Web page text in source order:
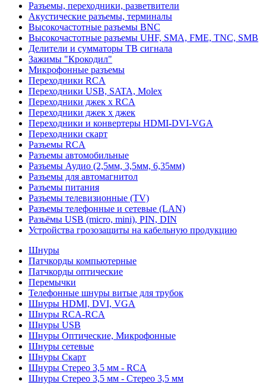
Разъемы, переходники, разветвители
Акустические разъемы, терминалы
Высокочастотные разъемы BNC
Высокочастотные разъемы UHF, SMA, FME, TNC, SMB
Делители и сумматоры ТВ сигнала
Зажимы "Крокодил"
Микрофонные разъемы
Переходники RCA
Переходники USB, SATA, Molex
Переходники джек х RCA
Переходники джек х джек
Переходники и конвертеры HDMI-DVI-VGA
Переходники скарт
Разъемы RCA
Разъемы автомобильные
Разъемы Аудио (2,5мм, 3,5мм, 6,35мм)
Разъемы для автомагнитол
Разъемы питания
Разъемы телевизионные (TV)
Разъемы телефонные и сетевые (LAN)
Разьёмы USB (micro, mini), PIN, DIN
Устройства грозозащиты на кабельную продукцию
Шнуры
Патчкорды компьютерные
Патчкорды оптические
Перемычки
Телефонные шнуры витые для трубок
Шнуры HDMI, DVI, VGA
Шнуры RCA-RCA
Шнуры USB
Шнуры Оптические, Микрофонные
Шнуры сетевые
Шнуры Скарт
Шнуры Стерео 3,5 мм - RCA
Шнуры Стерео 3,5 мм - Стерео 3,5 мм